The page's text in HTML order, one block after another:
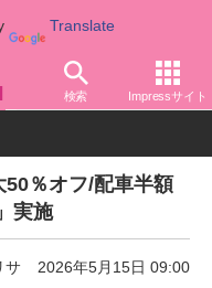
Translate
検索 Impressサイト
％オフ/配車半額
実施
サ 2026年5月15日 09:00